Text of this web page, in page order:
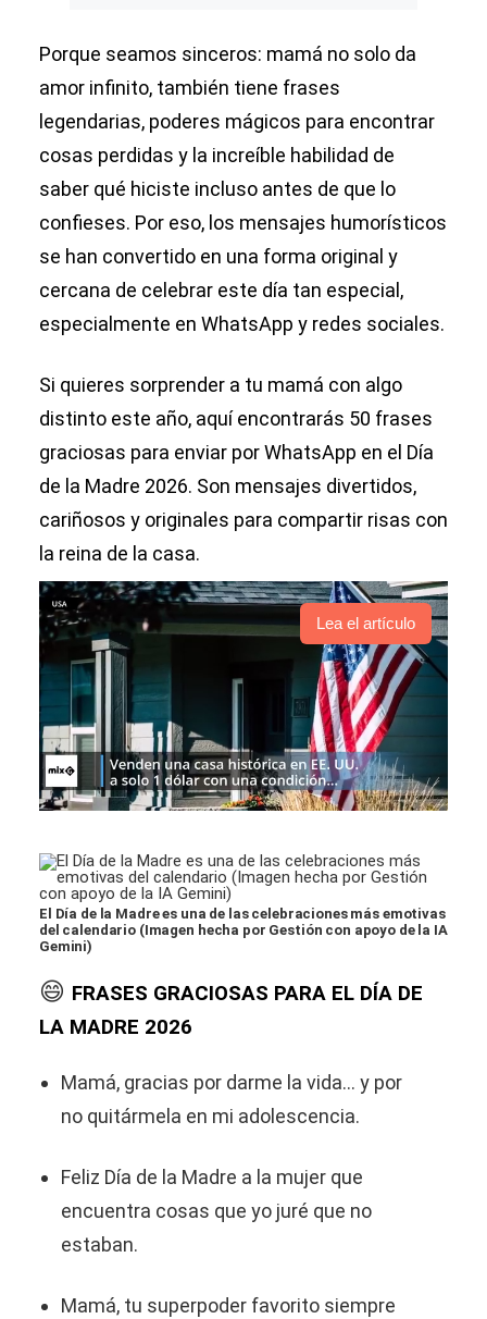
Porque seamos sinceros: mamá no solo da
amor infinito, también tiene frases
legendarias, poderes mágicos para encontrar
cosas perdidas y la increíble habilidad de
saber qué hiciste incluso antes de que lo
confieses. Por eso, los mensajes humorísticos
se han convertido en una forma original y
cercana de celebrar este día tan especial,
especialmente en WhatsApp y redes sociales.
Si quieres sorprender a tu mamá con algo
distinto este año, aquí encontrarás 50 frases
graciosas para enviar por WhatsApp en el Día
de la Madre 2026. Son mensajes divertidos,
cariñosos y originales para compartir risas con
la reina de la casa.
Lea el artículo
El Día de la Madre es una de las celebraciones más emotivas
del calendario (Imagen hecha por Gestión con apoyo de la IA
Gemini)
😄 FRASES GRACIOSAS PARA EL DÍA DE
LA MADRE 2026
Mamá, gracias por darme la vida… y por
no quitármela en mi adolescencia.
Feliz Día de la Madre a la mujer que
encuentra cosas que yo juré que no
estaban.
Mamá, tu superpoder favorito siempre